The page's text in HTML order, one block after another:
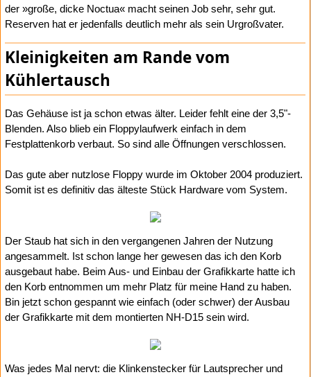
der »große, dicke Noctua« macht seinen Job sehr, sehr gut.
Reserven hat er jedenfalls deutlich mehr als sein Urgroßvater.
Kleinigkeiten am Rande vom
Kühlertausch
Das Gehäuse ist ja schon etwas älter. Leider fehlt eine der 3,5"-
Blenden. Also blieb ein Floppylaufwerk einfach in dem
Festplattenkorb verbaut. So sind alle Öffnungen verschlossen.
Das gute aber nutzlose Floppy wurde im Oktober 2004 produziert.
Somit ist es definitiv das älteste Stück Hardware vom System.
Der Staub hat sich in den vergangenen Jahren der Nutzung
angesammelt. Ist schon lange her gewesen das ich den Korb
ausgebaut habe. Beim Aus- und Einbau der Grafikkarte hatte ich
den Korb entnommen um mehr Platz für meine Hand zu haben.
Bin jetzt schon gespannt wie einfach (oder schwer) der Ausbau
der Grafikkarte mit dem montierten NH-D15 sein wird.
Was jedes Mal nervt: die Klinkenstecker für Lautsprecher und